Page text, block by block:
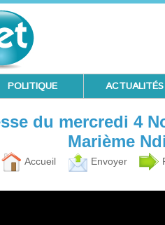
POLITIQUE ACTUALITÉS
du mercredi 4
Marième
Accueil Envoyer